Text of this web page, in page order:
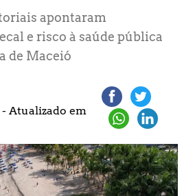
apontaram
e risco à saúde pública
de Maceió
Atualizado em